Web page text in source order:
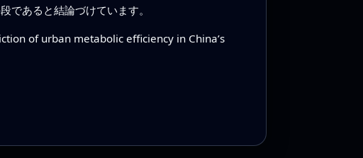
であると結論づけています。
of urban metabolic efficiency in China’s